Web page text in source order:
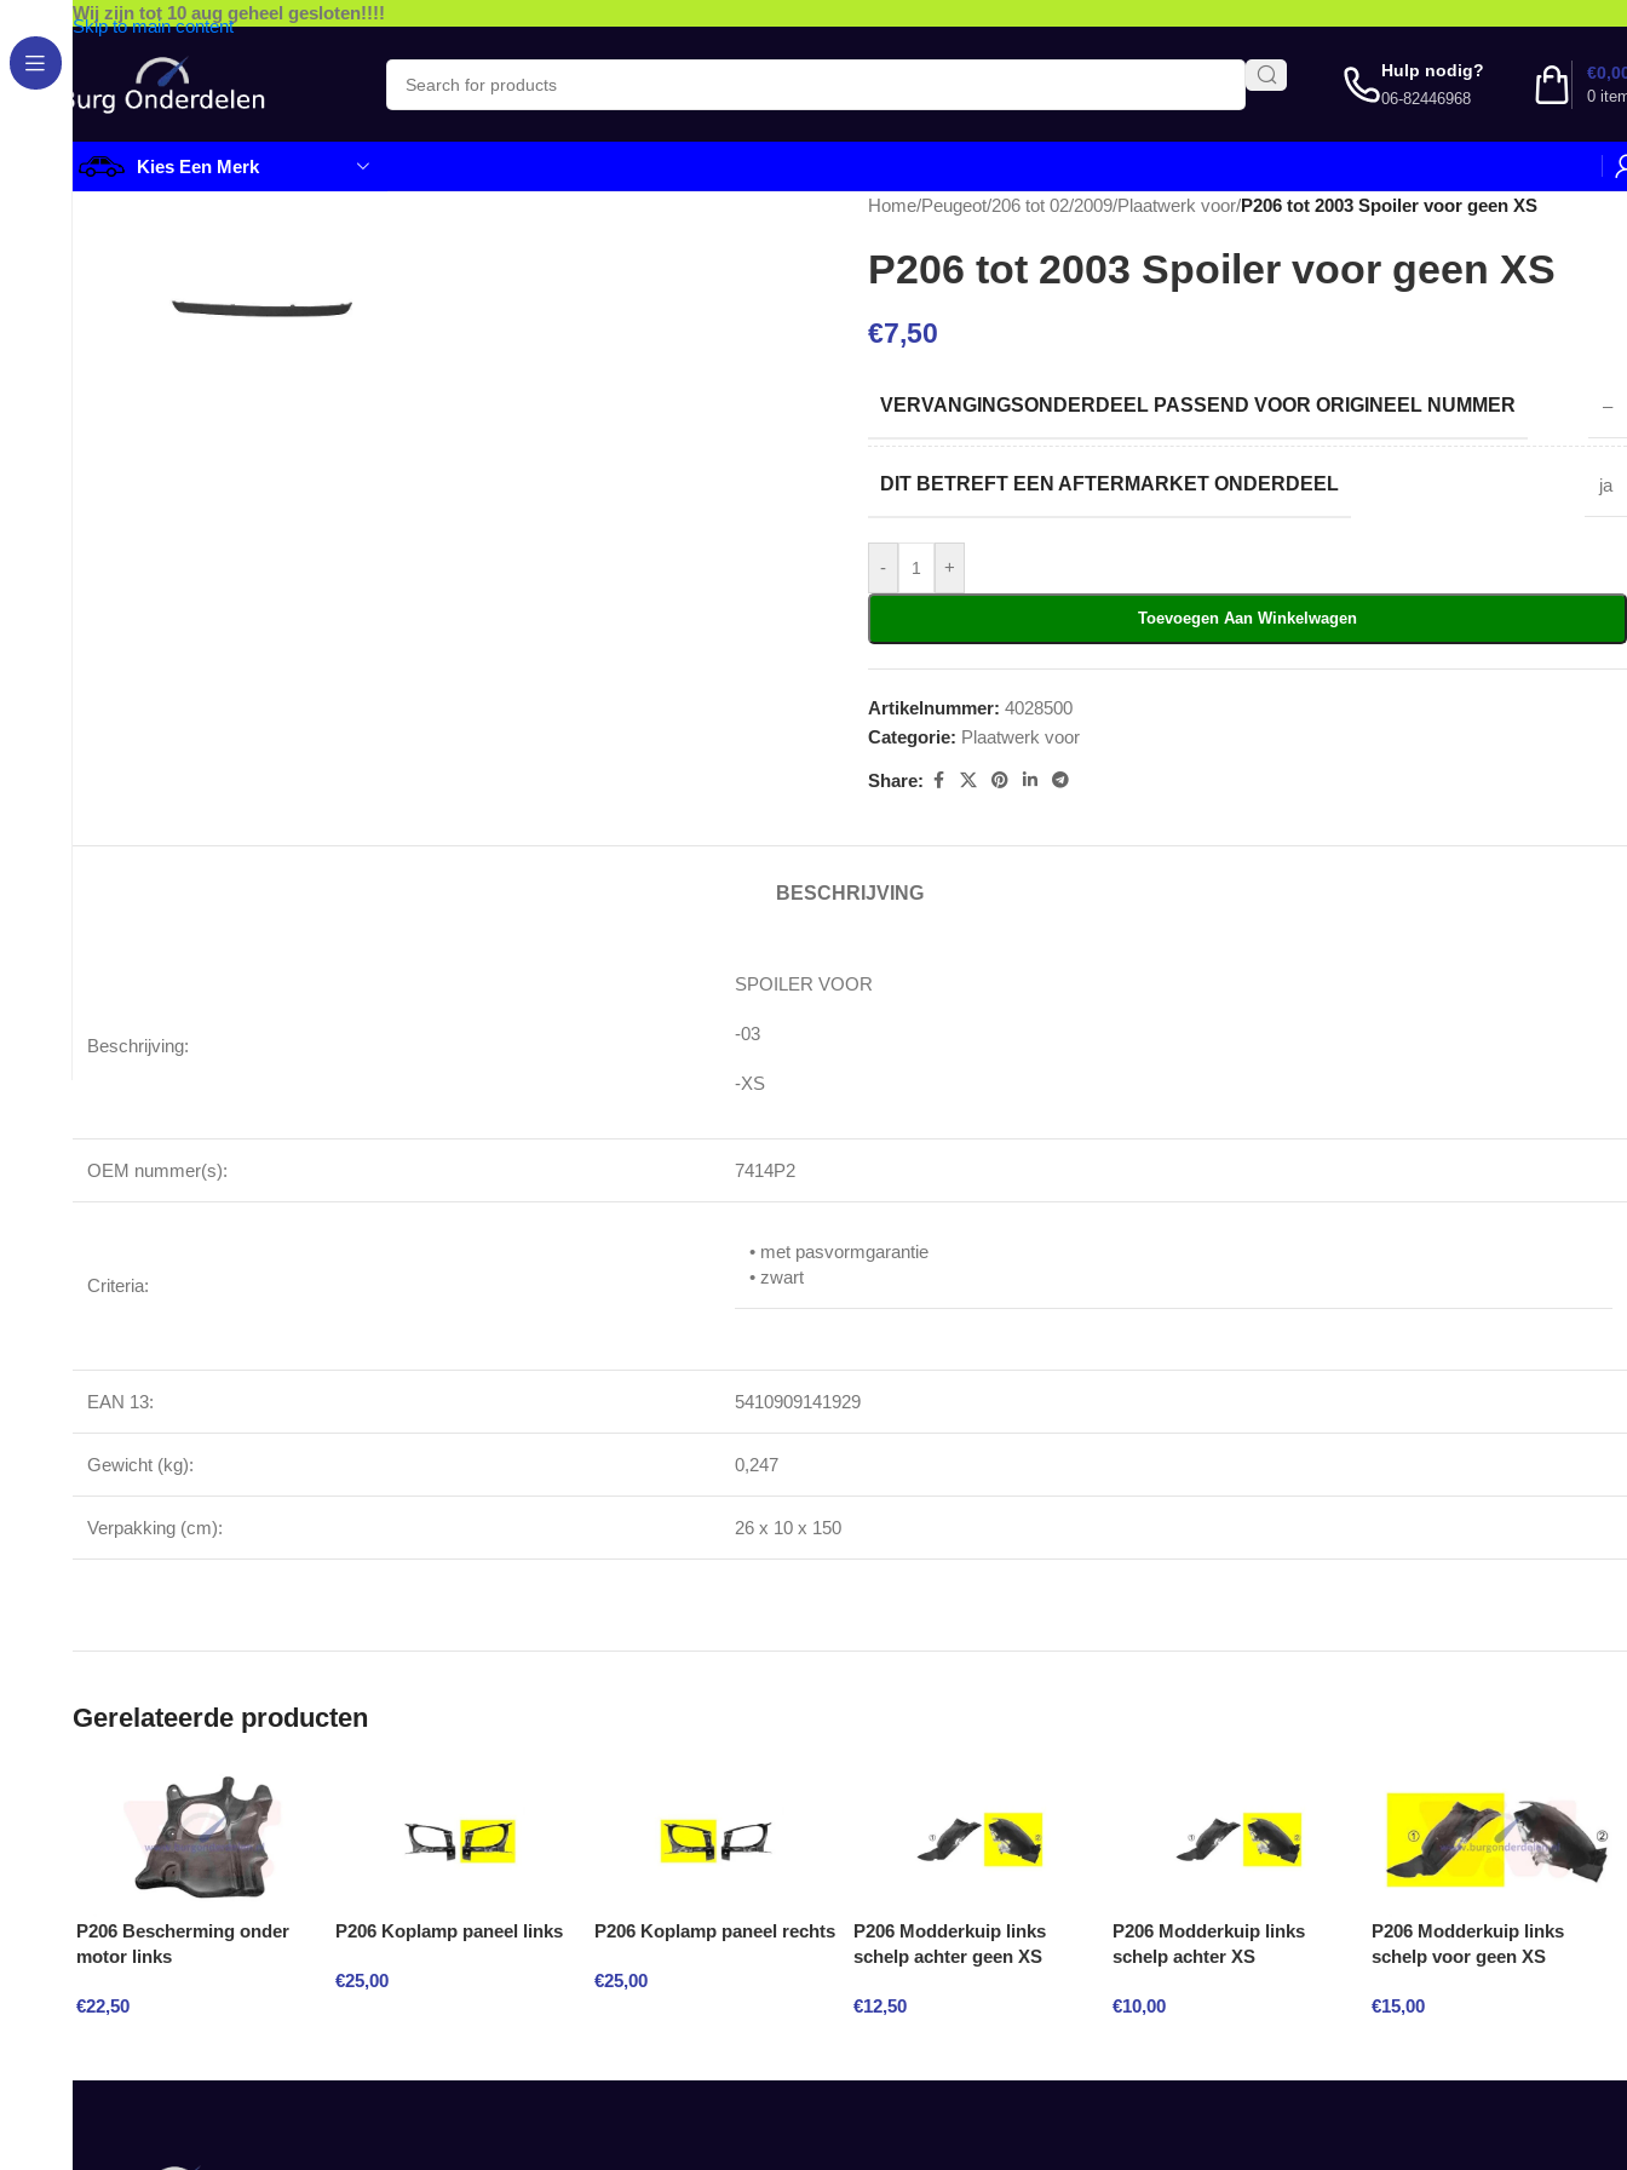
Skip to main content
Wij zijn tot 10 aug geheel gesloten!!!!
Hulp nodig?
06-82446968 0
€
Kies Een Merk
Home/Peugeot/206 tot 02/2009/Plaatwerk voor/P206 tot 2003 Spoiler voor geen XS
P206 tot 2003 Spoiler voor geen XS
€7,50
VERVANGINGSONDERDEEL PASSEND VOOR ORIGINEEL NUMMER –
DIT BETREFT EEN AFTERMARKET ONDERDEEL ja
- +
Toevoegen Aan Winkelwagen
Artikelnummer: 4028500
Categorie: Plaatwerk voor
Share:
BESCHRIJVING
Beschrijving:
SPOILER VOOR
-03
-XS
OEM nummer(s): 7414P2
Criteria:
• met pasvormgarantie
• zwart
EAN 13: 5410909141929
Gewicht (kg): 0,247
Verpakking (cm): 26 x 10 x 150
Gerelateerde producten
P206 Bescherming onder
motor links
€22,50
P206 Koplamp paneel links
€25,00
P206 Koplamp paneel rechts
€25,00
P206 Modderkuip links
schelp achter geen XS
€12,50
P206 Modderkuip links
schelp achter XS
€10,00
P206 Modderkuip links
schelp voor geen XS
€15,00